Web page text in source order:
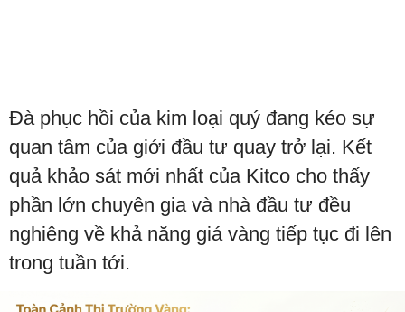
Đà phục hồi của kim loại quý đang kéo sự
quan tâm của giới đầu tư quay trở lại. Kết
quả khảo sát mới nhất của Kitco cho thấy
phần lớn chuyên gia và nhà đầu tư đều
nghiêng về khả năng giá vàng tiếp tục đi lên
trong tuần tới.